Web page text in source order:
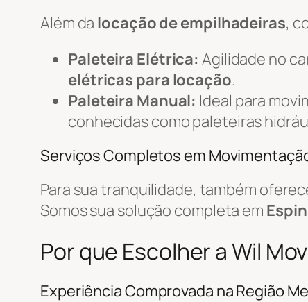
Além da locação de empilhadeiras,
Paleteira Elétrica: Agilidade no
elétricas para locação.
Paleteira Manual: Ideal para
conhecidas como paleteiras
Serviços Completos em
Para sua tranquilidade, também
Somos sua solução completa em
Por que Escolher a Wil
Experiência Comprovada na Região